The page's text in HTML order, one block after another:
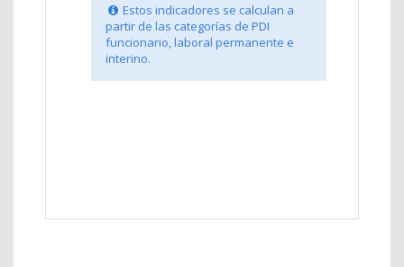
Estos indicadores se calculan a
partir de las categorías de PDI
funcionario, laboral permanente e
interino.